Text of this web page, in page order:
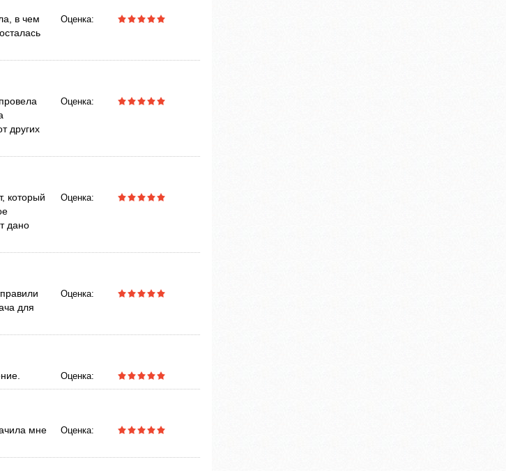
в чем
Оценка:
других
Оценка:
который
дано
Оценка:
для
Оценка:
Оценка:
мне
Оценка: